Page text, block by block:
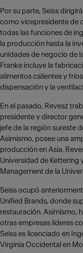
Por su parte, Seiss
como vicepresidente de
todas las funciones de
la producción hasta la
unidades de negocio de
Franke incluye la
alimentos calientes y
dispensación y la
En el pasado, Revesz
presidente y director
jefe de la región sureste
Asimismo, posee una
producción en Asia.
Universidad de Kettering
Management de la
Seiss ocupó
Unified Brands, donde
restauración. Asimismo,
otras empresas líderes
Seiss es licenciado en
Virginia Occidental en